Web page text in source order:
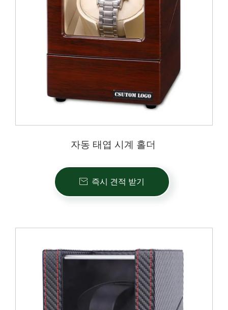
자동 태엽 시계 홀더
 즉시 견적 받기